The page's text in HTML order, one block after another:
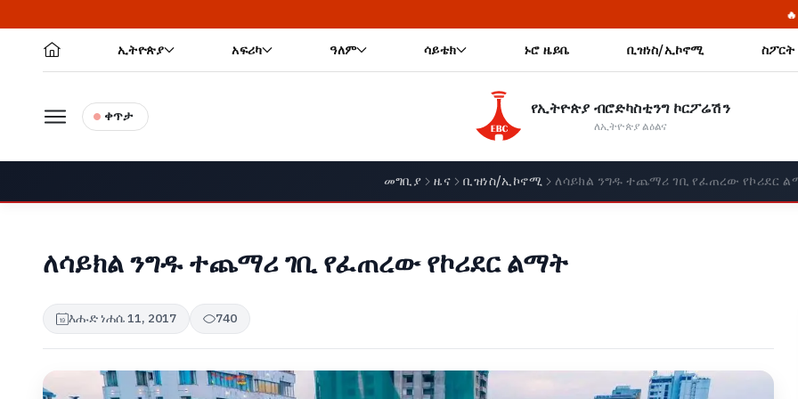
🔥 የመከላከያ ሠራዊት
ኢትዮጵያ አፍሪካ ዓለም ሳይቴክ ኑሮ ዜይቤ ቢዝነስ/ኢኮኖሚ ስፖርት
ቀጥታ የኢትዮጵያ ብሮድካስቲንግ ኮርፖሬሽን
ለኢትዮጵያ ልዕልና
መግቢያ ዜና ቢዝነስ/ኢኮኖሚ ለሳይክል ንግዱ ተጨማሪ ገቢ የፈጠረው የኮሪደር
ለሳይክል ንግዱ ተጨማሪ ገቢ የፈጠረው የኮሪደር ልማት
እሑድ ነሐሴ 11, 2017 740